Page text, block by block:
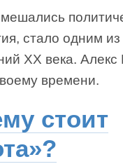
стало одним
ХХ века. Алекс
времени.
стоит